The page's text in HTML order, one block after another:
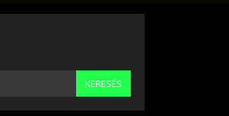
KERESÉS